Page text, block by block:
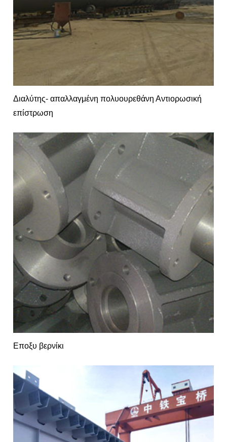
Διαλύτης- απαλλαγμένη πολυουρεθάνη Αντιορωσική
επίστρωση
Εποξυ βερνίκι